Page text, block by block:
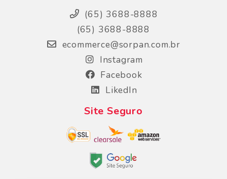
(65) 3688-8888
(65) 3688-8888
ecommerce@sorpan.com.br
Instagram
Facebook
LikedIn
Site Seguro